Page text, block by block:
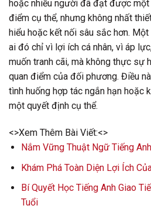
hoặc nhiều người đã đạt được
điểm cụ thể, nhưng không nhất
hiểu hoặc kết nối sâu sắc hơn.
ai đó chỉ vì lợi ích cá nhân, vì áp
muốn tranh cãi, mà không thực sự
quan điểm của đối phương. Điều
tình huống hợp tác ngắn hạn hoặc
một quyết định cụ thể.
<>Xem Thêm Bài Viết:<>
Nắm Vững Thuật Ngữ Tiếng
Khám Phá Toàn Diện Lợi Ích
Bí Quyết Học Tiếng Anh Giao
Tuổi